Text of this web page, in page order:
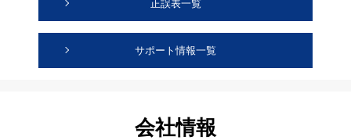
正誤表一覧
サポート情報一覧
会社情報